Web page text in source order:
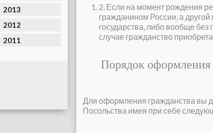
2013
2012
2011
2. Если на момент рождения
гражданином России, а
государства, либо вообще
случае гражданство
Порядок оформления
Для оформления гражданства вы
Посольства имея при себе